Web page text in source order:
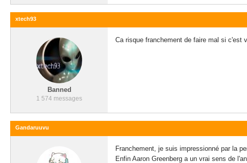
xtech93
Banned
1 574 messages
Ca risque franchement de faire mal si c'est
Gandaruuvu
Franchement, je suis impressionné par la
Enfin Aaron Greenberg a un vrai sens de